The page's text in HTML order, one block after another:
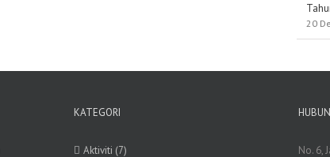
20
KATEGORI
Aktiviti (7) No. 6,